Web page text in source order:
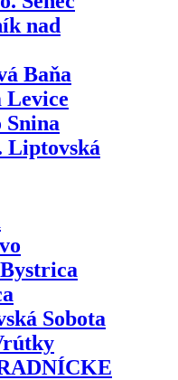
nad
Baňa
Levice
Liptovská
Sobota